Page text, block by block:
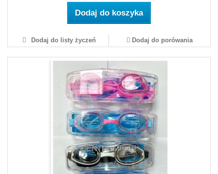
Dodaj do koszyka
Dodaj do listy życzeń Dodaj do porówania